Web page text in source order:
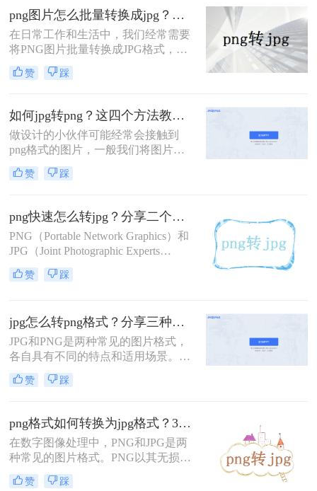
它们各有特点。JPG是一种有损压缩
格式，适合保存照片等色彩丰富的图
片；而PNG是一种无损压缩格式，支
持透明背景，适合保存需要高质量和
透明度的图片。那么jpg如何转png格
式呢？本文将为您介绍几种简单有效
片转换为PNG格式。
png图片怎么批量转换成jpg？这三种方法快速搞定转换！
在日常工作和生活中，我们经常需要
将PNG图片批量转换成JPG格式，以
满足不同的使用需求。JPG格式具有
更好的压缩效果和兼容性，因此在一
么批量转换成jpg呢？本文将介绍三种
PNG图片批量转换成JPG的方法，帮
助读者高效地完成这一任务。
赞 踩
如何jpg转png？这四个方法教会你！
做设计的小伙伴可能经常会接触到
png格式的图片，一般我们将图片进
行抠图处理之后直接保存的就是png
格式的，这种格式图片在使用的时候
件在保存时出现混乱导致该图片在使
用时仍然是JPG格式。下面分享四个
如何jpg转png方法，操作简单无难
度，轻松将图片转换为png格式。
赞 踩
png快速怎么转jpg？分享二个高效的方法！
PNG（Portable Network Graphics）和
JPG（Joint Photographic Experts
Group）是两种常见的图片格式，各
自具有不同的特点和适用场景。PNG
格式则因其压缩率高、占用空间小而
广泛用于存储照片和图像。在某些情
况下，我们可能需要将PNG图片快速
求。那么png快速怎么转jpg呢？本文
法。
赞 踩
jpg怎么转png格式？分享三种实用转换方法！
JPG和PNG是两种常见的图片格式，
各自具有不同的特点和适用场景。
JPG格式通常用于存储照片和图像，
具有压缩率高、占用空间小的优点，
式则以其无损压缩、支持透明背景和
丰富的颜色层次而受到青睐。在某些
情况下，我们可能需要将JPG图片转
换为PNG格式，以满足特定的需求。
那么jpg怎么转png格式呢？本文将介
赞 踩
png格式如何转换为jpg格式？3个方法既简单又方便~！
在数字图像处理中，PNG和JPG是两
种常见的图片格式。PNG以其无损压
缩和支持透明度的特性而著称，而
JPG则以其高效的压缩算法和广泛的
赞 踩